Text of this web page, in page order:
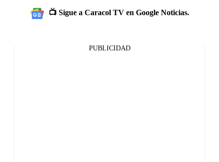
📺 Sigue a Caracol TV en Google Noticias.
PUBLICIDAD